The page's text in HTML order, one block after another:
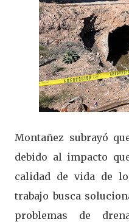
Montañez subrayó
debido al impacto
calidad de vida de
trabajo busca
problemas de